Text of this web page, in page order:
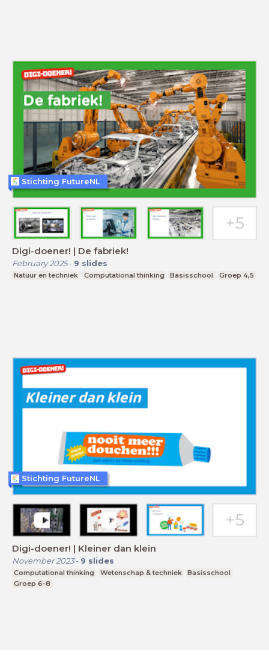
Digi-doener! | De fabriek!
February 2025- 9 slides
Natuur en techniek Computational thinking Basisschool Groep 4,5
Stichting FutureNL
Digi-doener! | Kleiner dan klein
November 2023- 9 slides
Computational thinking Wetenschap & techniek
Basisschool
Groep 6-8
Stichting FutureNL